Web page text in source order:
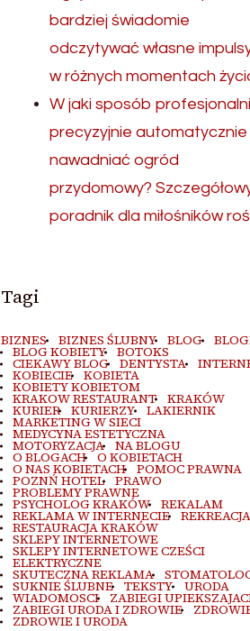
bardziej świadomie
odczytywać własne
w różnych momentach
W jaki sposób
precyzyjnie automatycznie
nawadniać ogród
przydomowy?
poradnik dla miłośników
Tagi
BIZNES BIZNES ŚLUBNY BLOG
BLOG KOBIETY BOTOKS
CIEKAWY BLOG DENTYSTA
KOBIECIE KOBIETA
KOBIETY KOBIETOM
KRAKOW RESTAURANT KRAKÓW
KURIER KURIERZY LAKIERNIK
MARKETING W SIECI
MEDYCYNA ESTETYCZNA
MOTORYZACJA NA BLOGU
O BLOGACH O KOBIETACH
O NAS KOBIETACH POMOC PRAWNA
POZNŃ HOTEL PRAWO
PROBLEMY PRAWNE
PSYCHOLOG KRAKÓW REKALAM
REKLAMA W INTERNECIE REKREACJA
RESTAURACJA KRAKÓW
SKLEPY INTERNETOWE
SKLEPY INTERNETOWE CZEŚCI
ELEKTRYCZNE
SKUTECZNA REKLAMA
SUKNIE ŚLUBNE TEKSTY URODA
WIADOMOSCI ZABIEGI
ZABIEGI URODA I ZDROWIE
ZDROWIE I URODA